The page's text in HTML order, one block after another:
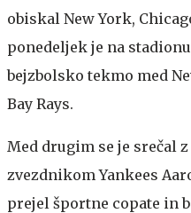
obiskal New York,
ponedeljek je na
bejzbolsko tekmo med
Bay Rays.
Med drugim se je srečal z
zvezdnikom Yankees
prejel športne copate in